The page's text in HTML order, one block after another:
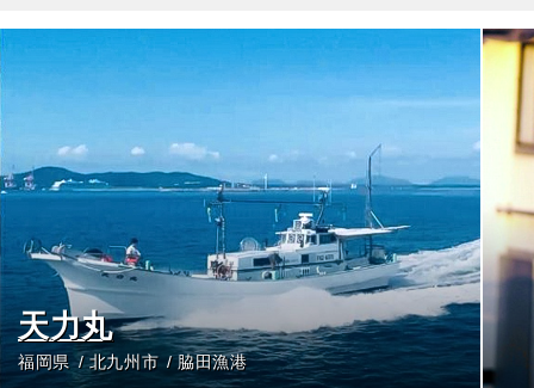
天力丸
福岡県 北九州市 脇田漁港